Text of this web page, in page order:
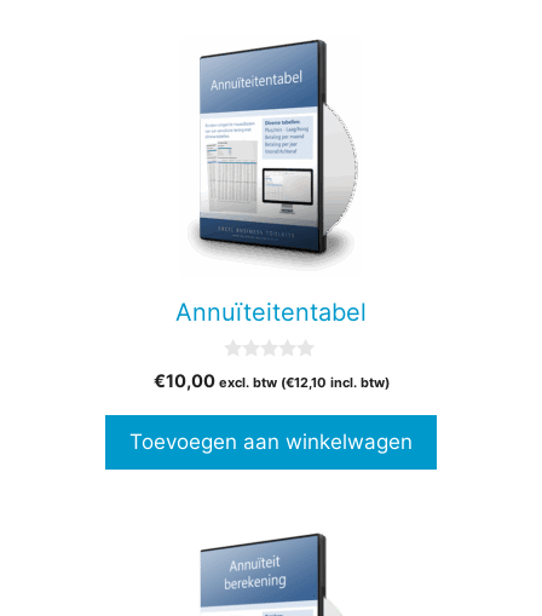
Annuïteitentabel
v
5
€10,00 excl. btw (€12,10 incl. btw)
Toevoegen aan winkelwagen